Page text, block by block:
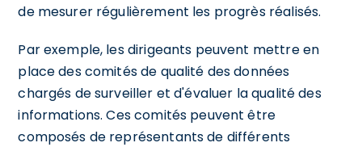
de mesurer régulièrement les progrès réalisés.
Par exemple, les dirigeants peuvent mettre en
place des comités de qualité des données
chargés de surveiller et d'évaluer la qualité des
informations. Ces comités peuvent être
composés de représentants de différents